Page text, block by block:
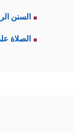
السنن
الصلاة